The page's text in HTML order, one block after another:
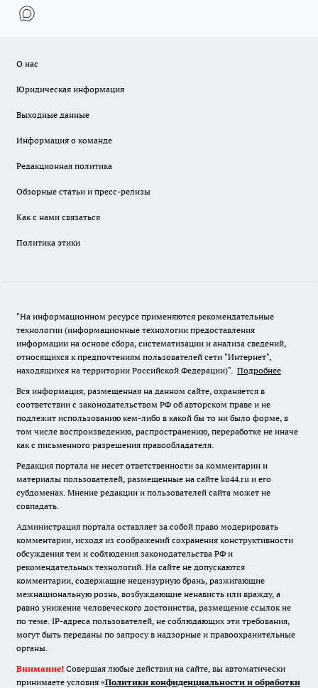
О нас
Юридическая информация
Выходные данные
Информация о команде
Редакционная политика
Обзорные статьи и пресс-релизы
Как с нами связаться
Политика этики
"На информационном ресурсе применяются рекомендательные
технологии (информационные технологии предоставления
информации на основе сбора, систематизации и анализа сведений,
относящихся к предпочтениям пользователей сети "Интернет",
находящихся на территории Российской Федерации)". Подробнее
Вся информация, размещенная на данном сайте, охраняется в
соответствии с законодательством РФ об авторском праве и не
подлежит использованию кем-либо в какой бы то ни было форме, в
том числе воспроизведению, распространению, переработке не иначе
как с письменного разрешения правообладателя.
Редакция портала не несет ответственности за комментарии и
материалы пользователей, размещенные на сайте ko44.ru и его
субдоменах. Мнение редакции и пользователей сайта может не
совпадать.
Администрация портала оставляет за собой право модерировать
комментарии, исходя из соображений сохранения конструктивности
обсуждения тем и соблюдения законодательства РФ и
рекомендательных технологий. На сайте не допускаются
комментарии, содержащие нецензурную брань, разжигающие
межнациональную рознь, возбуждающие ненависть или вражду, а
равно унижение человеческого достоинства, размещение ссылок не
по теме. IP-адреса пользователей, не соблюдающих эти требования,
могут быть переданы по запросу в надзорные и правоохранительные
органы.
Внимание! Совершая любые действия на сайте, вы автоматически
принимаете условия «Политики конфиденциальности и обработки